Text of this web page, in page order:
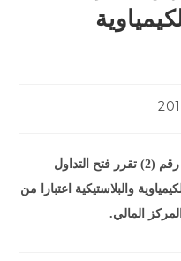
اشارة الى تعليمات هيئة الاوراق المالية رقم (2) تقرر فتح التداول
والبلاستيكية اعتبارا من